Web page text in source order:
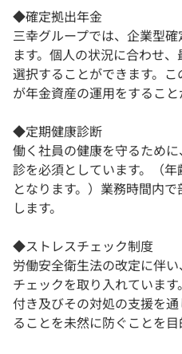
◆確定拠出年金
三幸グループでは、企業型
ます。個人の状況に合わせ
選択することができます。
が年金資産の運用をすること
◆定期健康診断
働く社員の健康を守るため
診を必須としています。（
となります。）業務時間内
します。
◆ストレスチェック制度
労働安全衛生法の改定に伴
チェックを取り入れていま
付き及びその対処の支援を
ることを未然に防ぐことを目